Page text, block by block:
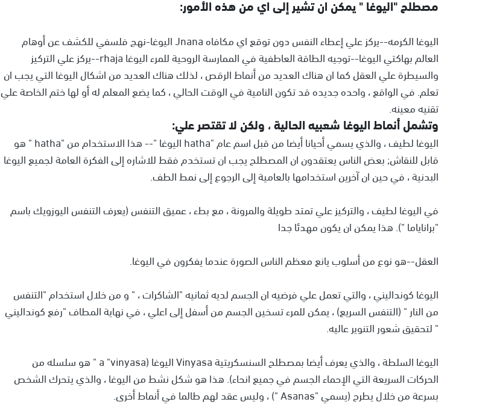
مصطلح "اليوغا " يمكن ان تشير إلى اي من هذه الأمور:
اليوغا الكرمه--يركز علي إعطاء النفس دون توقع اي مكافاه Jnana اليوغا-نهج فلسفي للكشف عن أوهام
العالم بهاكتي اليوغا--توجيه الطاقة العاطفية في الممارسة الروحية للمرء اليوغا rhaja--يركز علي التركيز
والسيطرة علي العقل كما ان هناك العديد من أنماط الرقص ، لذلك هناك العديد من اشكال اليوغا التي يجب ان
تعلم. في الواقع ، واحده جديده قد تكون النامية في الوقت الحالي ، كما يضع المعلم له أو لها ختم الخاصة علي
تقنيه معينه.
وتشمل أنماط اليوغا شعبيه الحالية ، ولكن لا تقتصر علي:
اليوغا لطيف ، والذي يسمي أحيانا أيضا من قبل اسم عام "hatha اليوغا "-- هذا الاستخدام من "hatha " هو
قابل للنقاش; بعض الناس يعتقدون ان المصطلح يجب ان تستخدم فقط للاشاره إلى الفكرة العامة لجميع اليوغا
البدنية ، في حين ان آخرين استخدامها بالعامية إلى الرجوع إلى نمط الطف.
في اليوغا لطيف ، والتركيز علي تمتد طويلة والمرونة ، مع بطء ، عميق التنفس (يعرف التنفس اليوزويك باسم
"براناياما "). هذا يمكن ان يكون مهدئا جدا
العقل--هو نوع من أسلوب يانع معظم الناس الصورة عندما يفكرون في اليوغا.
اليوغا كونداليني ، والتي تعمل علي فرضيه ان الجسم لديه ثمانيه "الشاكرات ، " و من خلال استخدام "التنفس
من النار " (التنفس السريع) ، يمكن للمرء تسخين الجسم من أسفل إلى اعلي ، في نهاية المطاف "رفع كونداليني
" لتحقيق شعور التنوير عاليه.
اليوغا السلطة ، والذي يعرف أيضا بمصطلح السنسكريتية Vinyasa اليوغا (a "vinyasa " هو سلسله من
الحركات السريعة التي الإحماء الجسم في جميع انحاء). هذا هو شكل نشط من اليوغا ، والذي يتحرك الشخص
بسرعة من خلال يطرح (يسمي "Asanas ") ، وليس عقد لهم طالما في أنماط أخرى.